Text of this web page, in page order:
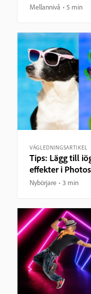
Mellannivå 5 min
VÄGLEDNINGSARTIKEL
Tips: Lägg till
effekter i
Nybörjare 3 min